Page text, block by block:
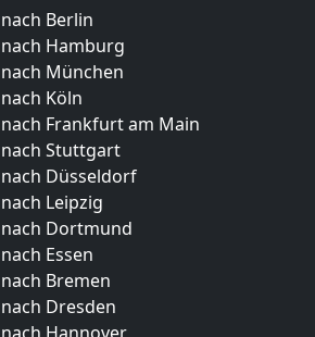
Berlin
Hamburg
München
Köln
Frankfurt am Main
Stuttgart
Düsseldorf
Leipzig
Dortmund
Essen
Bremen
Dresden